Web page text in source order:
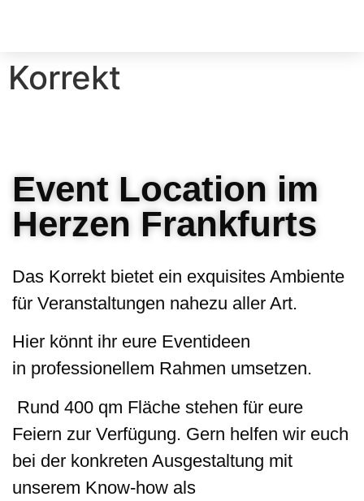
Korrekt
Event Location im
Herzen Frankfurts
Das Korrekt bietet ein exquisites Ambiente
für Veranstaltungen nahezu aller Art.
Hier könnt ihr eure Eventideen
in professionellem Rahmen umsetzen.
Rund 400 qm Fläche stehen für eure
Feiern zur Verfügung. Gern helfen wir euch
bei der konkreten Ausgestaltung mit
unserem Know-how als